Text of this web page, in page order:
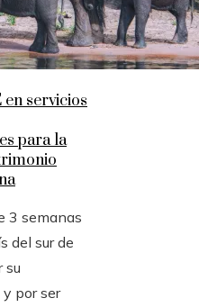
en servicios
para la
3 semanas
del sur de
su
por ser